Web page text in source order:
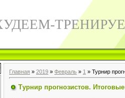
Главная » 2019 » Февраль » 1 » Турнир
Турнир прогнозистов.